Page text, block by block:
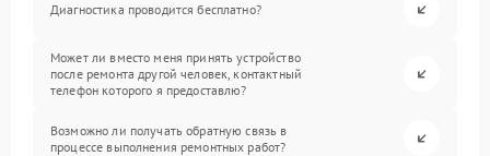
Диагностика проводится бесплатно?
Может ли вместо меня принять устройство
после ремонта другой человек, контактный
телефон которого я предоставлю?
Возможно ли получать обратную связь в
процессе выполнения ремонтных работ?